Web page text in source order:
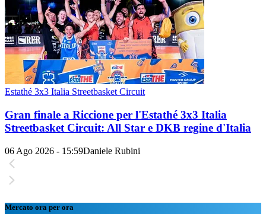
Estathé 3x3 Italia Streetbasket Circuit
Gran finale a Riccione per l'Estathé 3x3 Italia
Streetbasket Circuit: All Star e DKB regine d'Italia
06 Ago 2026 - 15:59Daniele Rubini
Mercato ora per ora